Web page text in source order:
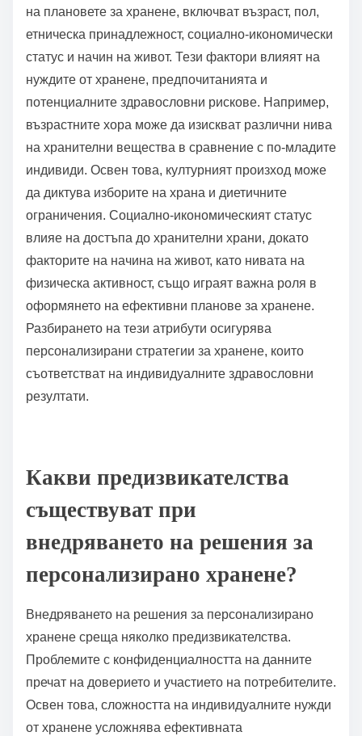
на плановете за хранене, включват възраст, пол,
етническа принадлежност, социално-икономически
статус и начин на живот. Тези фактори влияят на
нуждите от хранене, предпочитанията и
потенциалните здравословни рискове. Например,
възрастните хора може да изискват различни нива
на хранителни вещества в сравнение с по-младите
индивиди. Освен това, културният произход може
да диктува изборите на храна и диетичните
ограничения. Социално-икономическият статус
влияе на достъпа до хранителни храни, докато
факторите на начина на живот, като нивата на
физическа активност, също играят важна роля в
оформянето на ефективни планове за хранене.
Разбирането на тези атрибути осигурява
персонализирани стратегии за хранене, които
съответстват на индивидуалните здравословни
резултати.
Какви предизвикателства
съществуват при
внедряването на решения за
персонализирано хранене?